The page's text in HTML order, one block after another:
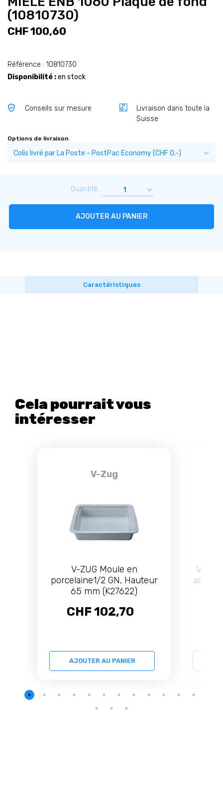
(10810730)
CHF 100,60
Référence : 10810730
Disponibilité :en stock
Conseils sur mesure
Livraison dans toute la
Suisse
Options de livraison
Quantité:
AJOUTER AU PANIER
Caractéristiques
Cela pourrait vous
intéresser
V-Zug
V-ZUG Moule en
porcelaine1/2 GN, Hauteur
65 mm (K27622)
CHF 102,70
AJOUTER AU PANIER
V-
acier